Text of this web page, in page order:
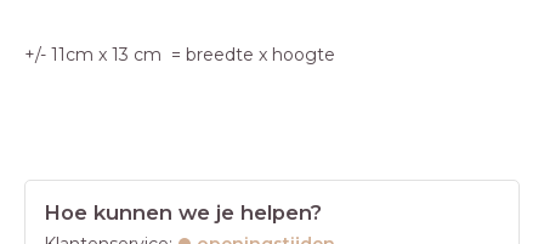
+/- 11cm x 13 cm = breedte x hoogte
Hoe kunnen we je helpen?